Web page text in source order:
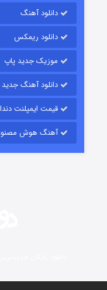
قسمت
دانلود آهنگ
دانلود ریمکس
موزیک جدید پاپ
دانلود آهنگ جدید
قیمت ایمپلنت
آهنگ هوش